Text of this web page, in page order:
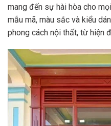
mang đến sự hài hòa cho
mẫu mã, màu sắc và kiểu
phong cách nội thất, từ hiện